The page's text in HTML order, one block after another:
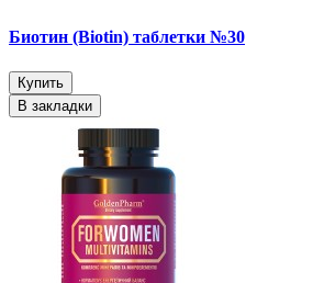
Биотин (Biotin) таблетки №30
Купить
В закладки